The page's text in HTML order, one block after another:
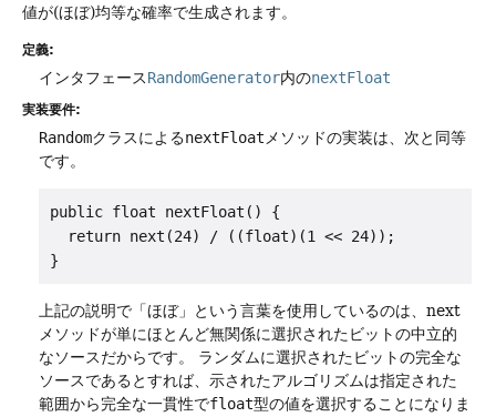
値が(ほぼ)均等な確率で生成されます。
定義:
インタフェースRandomGenerator内のnextFloat
実装要件:
RandomクラスによるnextFloat メソッドの実装は、次と同等
です。
public float nextFloat() {
  return next(24) / ((float)(1 << 24));
}
上記の説明で「ほぼ」という言葉を使用しているのは、next
メソッドが単にほとんど無関係に選択されたビットの中立的
なソースだからです。
ランダムに選択されたビットの完全な
ソースであるとすれば、示されたアルゴリズムは指定された
範囲から完全な一貫性でfloat型の値を選択することになりま